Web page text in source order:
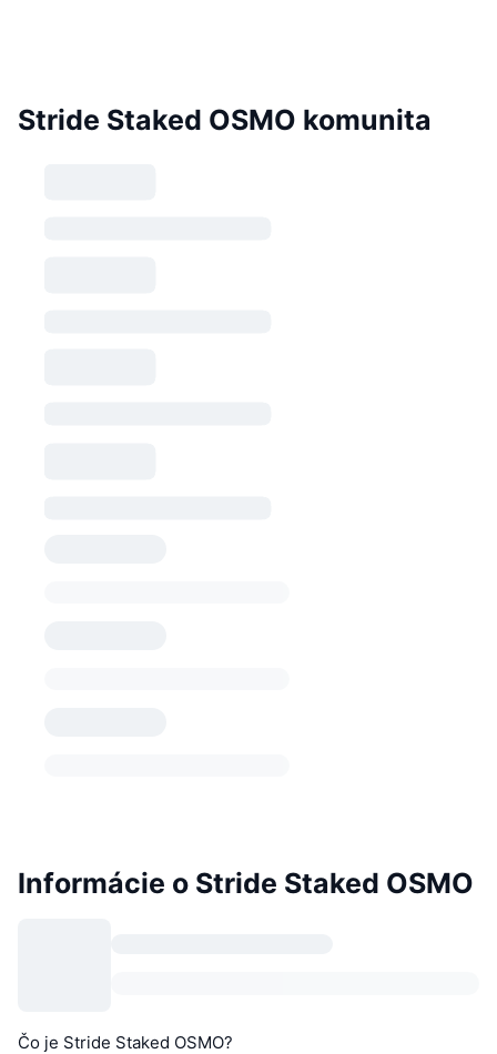
Stride Staked OSMO komunita
Informácie o Stride Staked OSMO
Čo je Stride Staked OSMO?